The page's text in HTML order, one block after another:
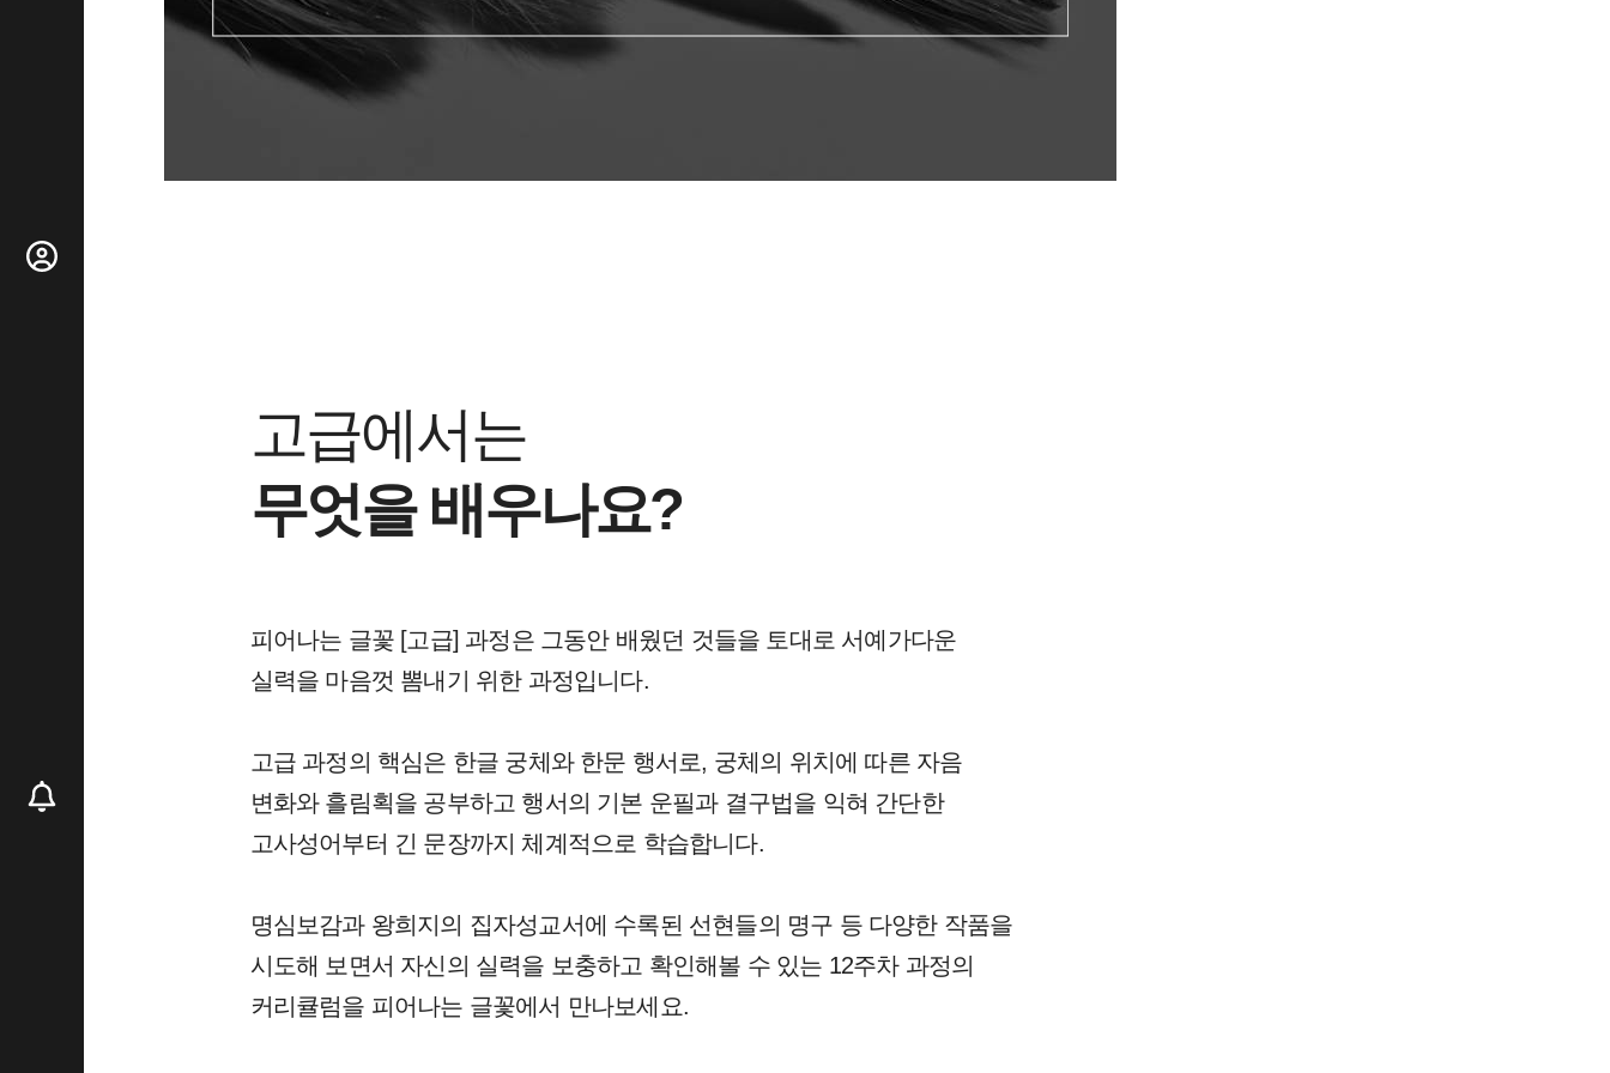
고급에서는
무엇을 배우나요?
피어나는 글꽃 [고급] 과정은 그동안 배웠던 것들을 토대로 서예가다운
실력을 마음껏 뽐내기 위한 과정입니다.
고급 과정의 핵심은 한글 궁체와 한문 행서로, 궁체의 위치에 따른 자음
변화와 흘림획을 공부하고 행서의 기본 운필과 결구법을 익혀 간단한
고사성어부터 긴 문장까지 체계적으로 학습합니다.
명심보감과 왕희지의 집자성교서에 수록된 선현들의 명구 등 다양한 작품을
시도해 보면서 자신의 실력을 보충하고 확인해볼 수 있는 12주차 과정의
커리큘럼을 피어나는 글꽃에서 만나보세요.